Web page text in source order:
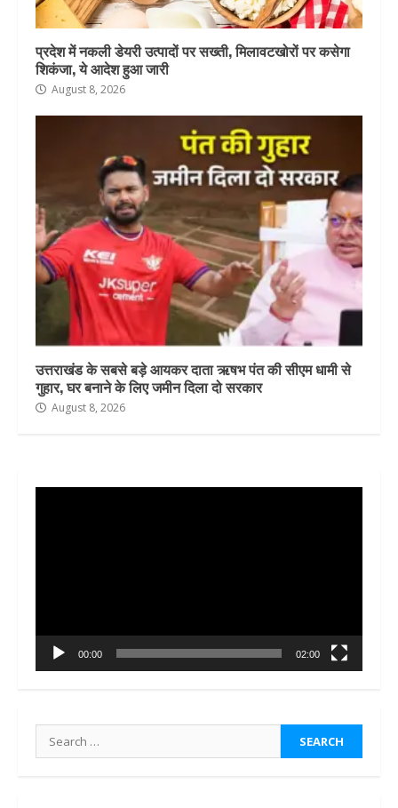
प्रदेश में नकली डेयरी उत्पादों पर सख्ती, मिलावटखोरों पर कसेगा
शिकंजा, ये आदेश हुआ जारी
August 8, 2026
उत्तराखंड के सबसे बड़े आयकर दाता ऋषभ पंत की सीएम धामी से
गुहार, घर बनाने के लिए जमीन दिला दो सरकार
August 8, 2026
00:00 02:00
Search
for: